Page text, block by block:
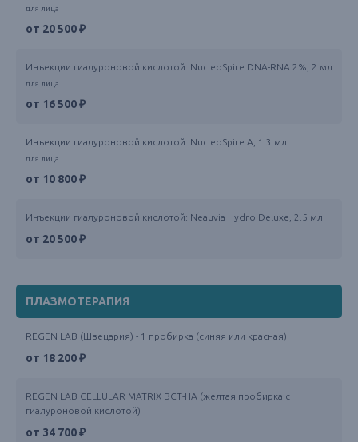
для лица
от 20 500 ₽
Инъекции гиалуроновой кислотой: NucleoSpire DNA-RNA 2%, 2 мл
для лица
от 16 500 ₽
Инъекции гиалуроновой кислотой: NucleoSpire A, 1.3 мл
для лица
от 10 800 ₽
Инъекции гиалуроновой кислотой: Neauvia Hydro Deluxe, 2.5 мл
от 20 500 ₽
ПЛАЗМОТЕРАПИЯ
REGEN LAB (Швецария) - 1 пробирка (синяя или красная)
от 18 200 ₽
REGEN LAB CELLULAR MATRIX BCT-HA (желтая пробирка с
гиалуроновой кислотой)
от 34 700 ₽